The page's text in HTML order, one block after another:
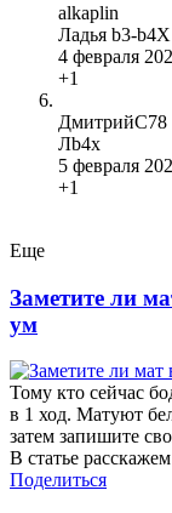
alkaplin
Ладья b3-b4X
4 февраля
+1
ДмитрийС78
Лb4x
5 февраля
+1
Еще
Заметите ли
ум
Тому кто сейчас
в 1 ход. Матуют
затем запишите
В статье
Поделиться